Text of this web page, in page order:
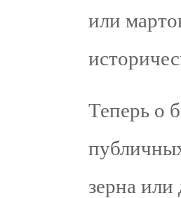
или
Теперь о
зерна или